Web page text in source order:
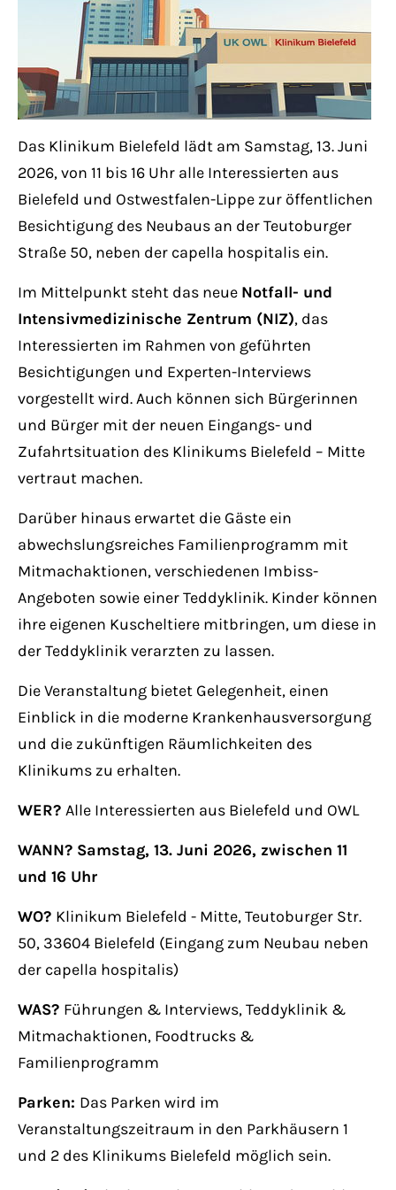
Lorem ipsum dolor sit amet:
24h/ 365days
We offer support for our customers
Mon - Fri 8:00am - 5:00pm
(GMT +1)
Get in touch
Cybersteel Inc.
376-293 City Road, Suite 600
San Francisco, CA 94102
Have any questions?
+44 1234 567 890
Drop us a line
About us
Lorem ipsum dolor sit amet, consectetuer
adipiscing elit.
massa. Cum sociis natoque penatibus et
magnis dis parturient montes, nascetur
ridiculus mus. Donec quam felis, ultricies
nec.
Das Klinikum Bielefeld lädt am Samstag, 13. Juni
2026, von 11 bis 16 Uhr alle Interessierten aus
Bielefeld und Ostwestfalen-Lippe zur öffentlichen
Besichtigung des Neubaus an der Teutoburger
Straße 50, neben der capella hospitalis ein.
Im Mittelpunkt steht das neue Notfall- und
Intensivmedizinische Zentrum (NIZ), das
Interessierten im Rahmen von geführten
Besichtigungen und Experten-Interviews
vorgestellt wird. Auch können sich Bürgerinnen
und Bürger mit der neuen Eingangs- und
Zufahrtsituation des Klinikums Bielefeld – Mitte
vertraut machen.
Darüber hinaus erwartet die Gäste ein
abwechslungsreiches Familienprogramm mit
Mitmachaktionen, verschiedenen Imbiss-
Angeboten sowie einer Teddyklinik. Kinder können
ihre eigenen Kuscheltiere mitbringen, um diese in
der Teddyklinik verarzten zu lassen.
Die Veranstaltung bietet Gelegenheit, einen
Einblick in die moderne Krankenhausversorgung
und die zukünftigen Räumlichkeiten des
Klinikums zu erhalten.
WER? Alle Interessierten aus Bielefeld und OWL
WANN? Samstag, 13. Juni 2026, zwischen 11
und 16 Uhr
WO? Klinikum Bielefeld - Mitte, Teutoburger Str.
50, 33604 Bielefeld (Eingang zum Neubau neben
der capella hospitalis)
WAS? Führungen & Interviews, Teddyklinik &
Mitmachaktionen, Foodtrucks &
Familienprogramm
Parken: Das Parken wird im
Veranstaltungszeitraum in den Parkhäusern 1
und 2 des Klinikums Bielefeld möglich sein.